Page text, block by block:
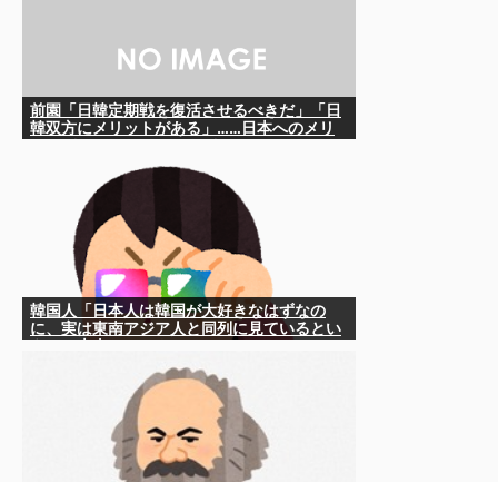
前園「日韓定期戦を復活させるべきだ」「日
韓双方にメリットがある」……日本へのメリ
韓国人「日本人は韓国が大好きなはずなの
に、実は東南アジア人と同列に見ているとい